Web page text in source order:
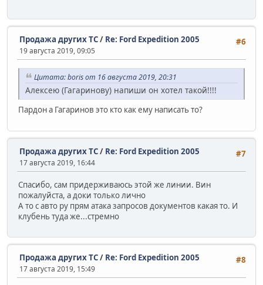
#6
Продажа других ТС/ Re: Ford Expedition 2005
19 августа 2019, 09:05
Цитата: boris от 16 августа 2019, 20:31
Алексею (Гагаринову) напиши он хотел такой!!!!
Пардон а Гагаринов это кто как ему написать то?
#7
Продажа других ТС/ Re: Ford Expedition 2005
17 августа 2019, 16:44
Спасибо, сам придерживаюсь этой же линии. Вин
пожалуйста, а доки только лично
А то с авто ру прям атака запросов документов какая то. И
клубень туда же...стремно
#8
Продажа других ТС/ Re: Ford Expedition 2005
17 августа 2019, 15:49